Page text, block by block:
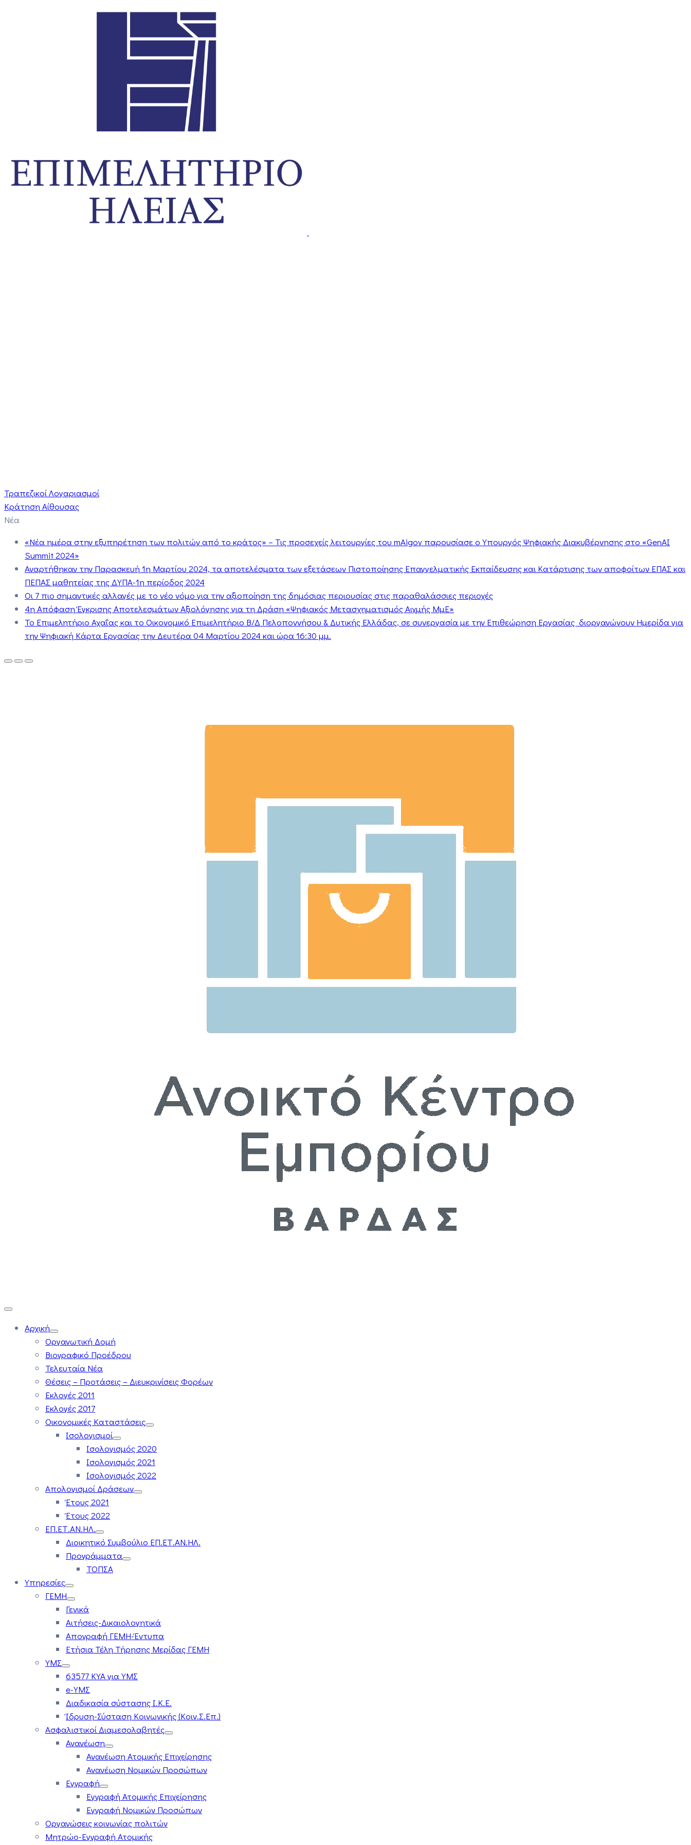
Τραπεζικοί Λογαριασμοί
Κράτηση Αίθουσας
Νέα
«Νέα ημέρα στην εξυπηρέτηση των πολιτών από το κράτος» – Τις προσεχείς λειτουργίες του mAigov παρουσίασε ο Υπουργός Ψηφιακής Διακυβέρνησης στο «GenAI
Summit 2024»
Αναρτήθηκαν την Παρασκευή 1η Μαρτίου 2024, τα αποτελέσματα των εξετάσεων Πιστοποίησης Επαγγελματικής Εκπαίδευσης και Κατάρτισης των αποφοίτων ΕΠΑΣ και
ΠΕΠΑΣ μαθητείας της ΔΥΠΑ-1η περίοδος 2024
Οι 7 πιο σημαντικές αλλαγές με το νέο νόμο για την αξιοποίηση της δημόσιας περιουσίας στις παραθαλάσσιες περιοχές
4η Απόφαση Έγκρισης Αποτελεσμάτων Αξιολόγησης για τη Δράση «Ψηφιακός Μετασχηματισμός Αιχμής ΜμΕ»
Το Επιμελητήριο Αχαΐας και το Οικονομικό Επιμελητήριο Β/Δ Πελοποννήσου & Δυτικής Ελλάδας, σε συνεργασία με την Επιθεώρηση Εργασίας διοργανώνουν Ημερίδα για
την Ψηφιακή Κάρτα Εργασίας την Δευτέρα 04 Μαρτίου 2024 και ώρα 16:30 μμ.
Αρχική
Οργανωτική Δομή
Βιογραφικό Προέδρου
Τελευταία Νέα
Θέσεις – Προτάσεις – Διευκρινίσεις Φορέων
Εκλογές 2011
Εκλογές 2017
Οικονομικές Καταστάσεις
Ισολογισμοί
Ισολογισμός 2020
Ισολογισμός 2021
Ισολογισμός 2022
Απολογισμοί Δράσεων
Έτους 2021
Έτους 2022
ΕΠ.ΕΤ.ΑΝ.ΗΛ.
Διοικητικό Συμβούλιο ΕΠ.ΕΤ.ΑΝ.ΗΛ.
Προγράμματα
ΤΟΠΣΑ
Υπηρεσίες
ΓΕΜΗ
Γενικά
Αιτήσεις-Δικαιολογητικά
Απογραφή ΓΕΜΗ-Έντυπα
Ετήσια Τέλη Τήρησης Μερίδας ΓΕΜΗ
ΥΜΣ
63577 ΚΥΑ για ΥΜΣ
e-ΥΜΣ
Διαδικασία σύστασης Ι.Κ.Ε.
Ίδρυση-Σύσταση Κοινωνικής (Κοιν.Σ.Επ.)
Ασφαλιστικοί Διαμεσολαβητές
Ανανέωση
Ανανέωση Ατομικής Επιχείρησης
Ανανέωση Νομικών Προσώπων
Εγγραφή
Εγγραφή Ατομικής Επιχείρησης
Εγγραφή Νομικών Προσώπων
Οργανώσεις κοινωνίας πολιτών
Μητρώο-Εγγραφή Ατομικής